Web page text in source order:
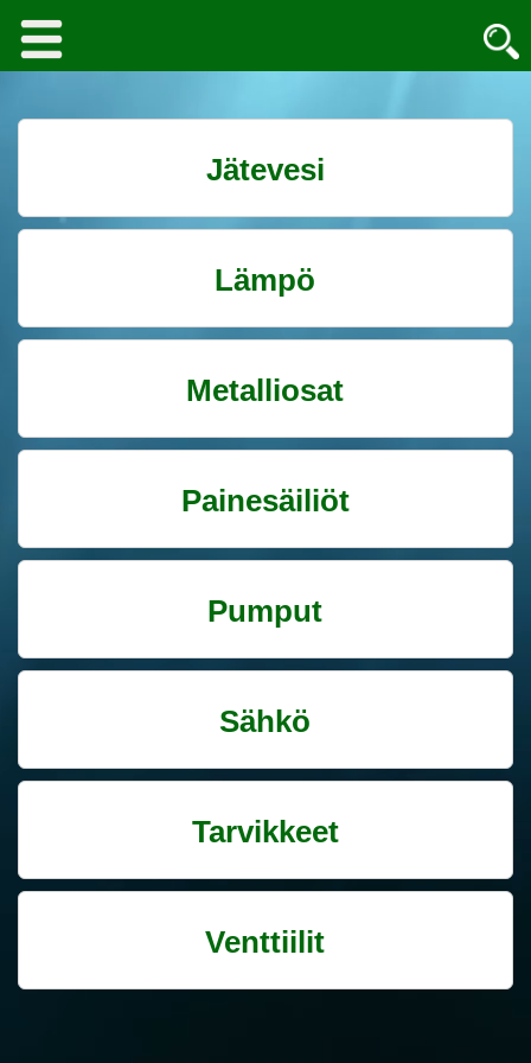
Jätevesi
Lämpö
Metalliosat
Painesäiliöt
Pumput
Sähkö
Tarvikkeet
Venttiilit